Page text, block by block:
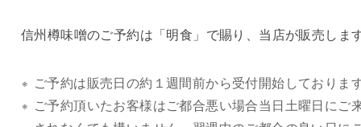
信州樽味噌のご予約は「明食」で賜り、当店が販売しま
ご予約は販売日の約１週間前から受付開始しておりま
ご予約頂いたお客様はご都合悪い場合当日土曜日にご